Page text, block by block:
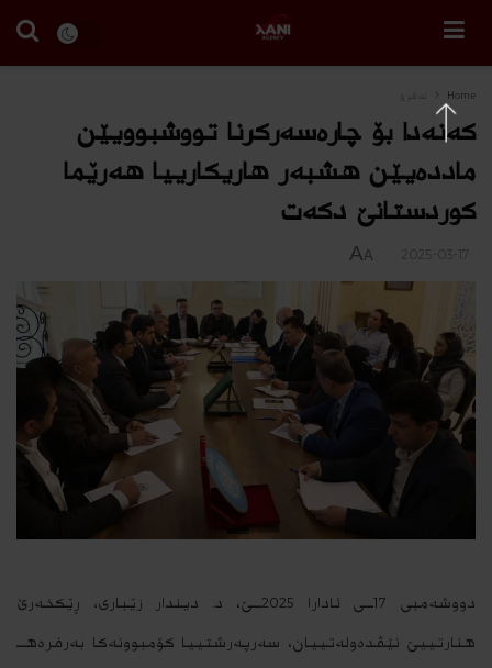
Home
کەنەدا بۆ چارەسەرکرنا تووشبوویێن
ماددەیێن هشبەر هاریکارییا هەرێما
کوردستانێ دکەت
A
A
دووشەمبی 17ــی ئادارا 2025ــێ، د. دیندار زێباری، ڕێکخەرێ
هنارتییێ نێڤدەولەتییان، سەرپەرشتییا کۆمبوونەکا بەرفرەهــ